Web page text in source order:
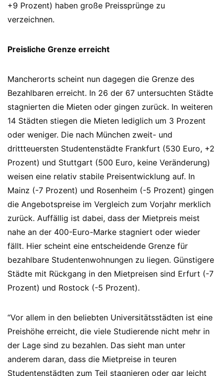
+9 Prozent) haben große Preissprünge zu
verzeichnen.
Preisliche Grenze erreicht
Mancherorts scheint nun dagegen die Grenze des
Bezahlbaren erreicht. In 26 der 67 untersuchten Städte
stagnierten die Mieten oder gingen zurück. In weiteren
14 Städten stiegen die Mieten lediglich um 3 Prozent
oder weniger. Die nach München zweit- und
drittteuersten Studentenstädte Frankfurt (530 Euro, +2
Prozent) und Stuttgart (500 Euro, keine Veränderung)
weisen eine relativ stabile Preisentwicklung auf. In
Mainz (-7 Prozent) und Rosenheim (-5 Prozent) gingen
die Angebotspreise im Vergleich zum Vorjahr merklich
zurück. Auffällig ist dabei, dass der Mietpreis meist
nahe an der 400-Euro-Marke stagniert oder wieder
fällt. Hier scheint eine entscheidende Grenze für
bezahlbare Studentenwohnungen zu liegen. Günstigere
Städte mit Rückgang in den Mietpreisen sind Erfurt (-7
Prozent) und Rostock (-5 Prozent).
“Vor allem in den beliebten Universitätsstädten ist eine
Preishöhe erreicht, die viele Studierende nicht mehr in
der Lage sind zu bezahlen. Das sieht man unter
anderem daran, dass die Mietpreise in teuren
Studentenstädten zum Teil stagnieren oder gar leicht